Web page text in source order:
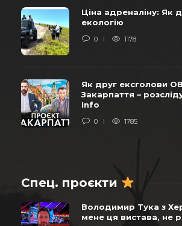
Ціна адреналіну: Як
екологію
0 1178
Як друг ексголови
Закарпаття –
Info
0 1785
Спец. проєкти
Володимир Тука з
мене ця вистава, не